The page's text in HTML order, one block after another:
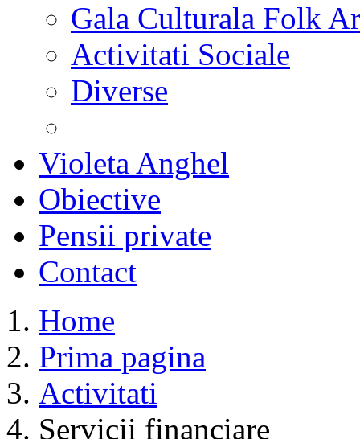
Gala Culturala Folk
Activitati Sociale
Diverse
Violeta Anghel
Obiective
Pensii private
Contact
Home
Prima pagina
Activitati
Servicii financiare